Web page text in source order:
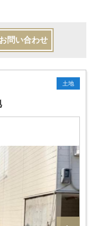
問い合わせ
土地